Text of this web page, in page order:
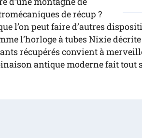
de récup ?
l’on peut faire d’autres
l’horloge à tubes Nixie
récupérés convient à
antique moderne fait tout